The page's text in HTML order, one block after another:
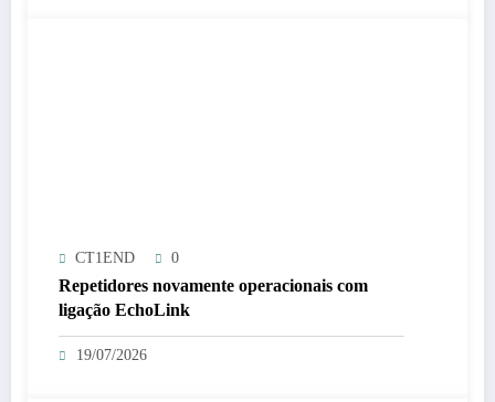
CT1END 0
Repetidores novamente operacionais com
ligação EchoLink
19/07/2026